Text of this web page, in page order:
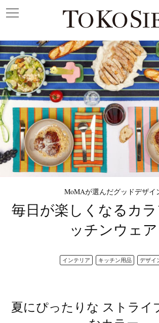
MoMAが選んだグッドデザイ
毎日が楽しくなるカ
ッチンウェア
インテリア キッチン用品 デザイ
夏にぴったりな ストライ